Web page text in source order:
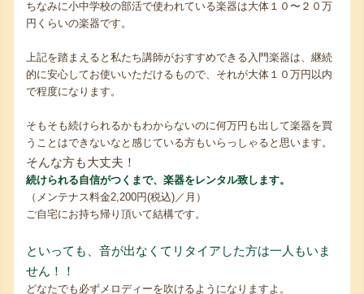
ちなみに小中学校の部活で使われている楽器は大体１０〜２０万
円くらいの楽器です。
上記を踏まえると私たち講師がおすすめできる入門楽器は、継続
的に安心してお使いいただけるもので、それが大体１０万円以内
で程度になります。
そもそも続けられるかもわからないのに何万円も出して楽器を買
うことはできないなと感じている方もいらっしゃると思います。
そんな方も大丈夫！
続けられる自信がつくまで、楽器をレンタル致します。
（メンテナス料金2,200円(税込)／月）
ご自宅にお持ち帰り頂いて結構です。
といっても、音が出なくてリタイアした方は一人もいま
せん！！
どなたでも必ずメロディーを吹けるようになりますよ。